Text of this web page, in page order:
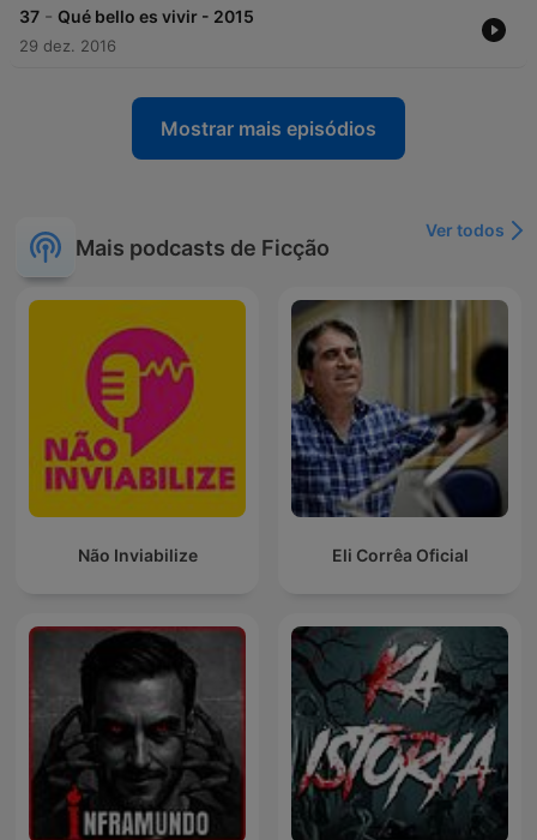
37 - Qué bello es vivir - 2015
29 dez. 2016
Mostrar mais episódios
Mais podcasts de Ficção
Ver todos
Não Inviabilize Eli Corrêa Oficial